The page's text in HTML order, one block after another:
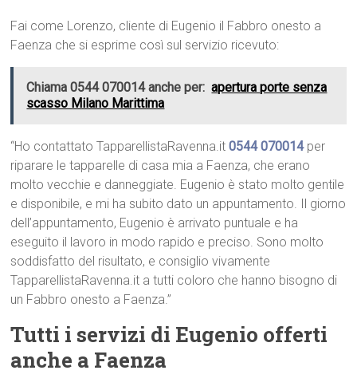
Fai come Lorenzo, cliente di Eugenio il Fabbro onesto a
Faenza che si esprime così sul servizio ricevuto:
Chiama 0544 070014 anche per: apertura porte senza
scasso Milano Marittima
“Ho contattato TapparellistaRavenna.it0544 070014per
riparare le tapparelle di casa mia a Faenza, che erano
molto vecchie e danneggiate. Eugenio è stato molto gentile
e disponibile, e mi ha subito dato un appuntamento. Il giorno
dell’appuntamento, Eugenio è arrivato puntuale e ha
eseguito il lavoro in modo rapido e preciso. Sono molto
soddisfatto del risultato, e consiglio vivamente
TapparellistaRavenna.it a tutti coloro che hanno bisogno di
un Fabbro onesto a Faenza.”
Tutti i servizi di Eugenio offerti
anche a Faenza